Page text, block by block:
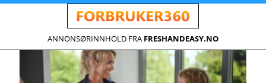
ANNONSØRINNHOLD FRA FRESHANDEASY.NO